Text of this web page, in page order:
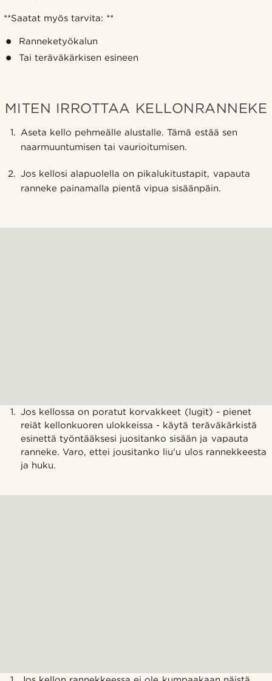
**Saatat myös tarvita: **
Ranneketyökalun
Tai teräväkärkisen esineen
MITEN IRROTTAA KELLONRANNEKE
Aseta kello pehmeälle alustalle. Tämä estää sen
naarmuuntumisen tai vaurioitumisen.
Jos kellosi alapuolella on pikalukitustapit, vapauta
ranneke painamalla pientä vipua sisäänpäin.
Jos kellossa on poratut korvakkeet (lugit) - pienet
reiät kellonkuoren ulokkeissa - käytä teräväkärkistä
esinettä työntääksesi juositanko sisään ja vapauta
ranneke. Varo, ettei jousitanko liu'u ulos rannekkeesta
ja huku.